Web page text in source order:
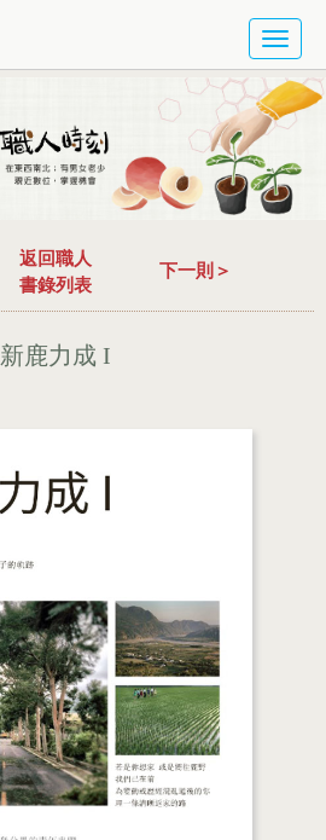
返回職人
書錄列表
下一則＞
新鹿力成 I